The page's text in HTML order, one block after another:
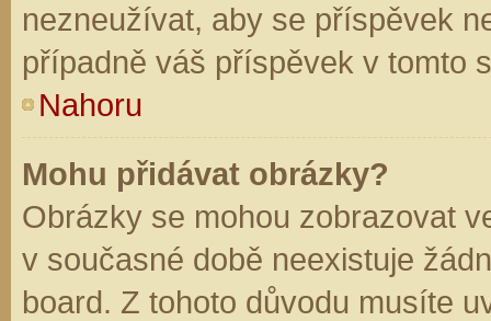
nezneužívat, aby se příspěvek
případně váš příspěvek v tomto
Nahoru
Mohu přidávat obrázky?
Obrázky se mohou zobrazovat
v současné době neexistuje
board. Z tohoto důvodu musíte